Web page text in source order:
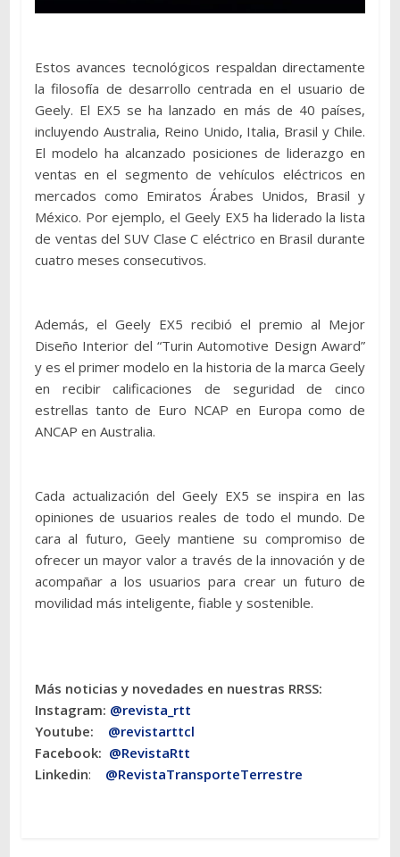
Estos avances tecnológicos respaldan directamente
la filosofía de desarrollo centrada en el usuario de
Geely. El EX5 se ha lanzado en más de 40 países,
incluyendo Australia, Reino Unido, Italia, Brasil y Chile.
El modelo ha alcanzado posiciones de liderazgo en
ventas en el segmento de vehículos eléctricos en
mercados como Emiratos Árabes Unidos, Brasil y
México. Por ejemplo, el Geely EX5 ha liderado la lista
de ventas del SUV Clase C eléctrico en Brasil durante
cuatro meses consecutivos.
Además, el Geely EX5 recibió el premio al Mejor
Diseño Interior del “Turin Automotive Design Award”
y es el primer modelo en la historia de la marca Geely
en recibir calificaciones de seguridad de cinco
estrellas tanto de Euro NCAP en Europa como de
ANCAP en Australia.
Cada actualización del Geely EX5 se inspira en las
opiniones de usuarios reales de todo el mundo. De
cara al futuro, Geely mantiene su compromiso de
ofrecer un mayor valor a través de la innovación y de
acompañar a los usuarios para crear un futuro de
movilidad más inteligente, fiable y sostenible.
Más noticias y novedades en nuestras RRSS:
Instagram: @revista_rtt
Youtube: @revistarttcl
Facebook: @RevistaRtt
Linkedin: @RevistaTransporteTerrestre